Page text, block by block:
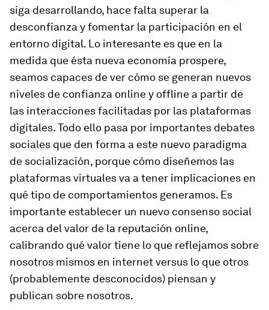
siga desarrollando, hace falta superar la
desconfianza y fomentar la participación en el
entorno digital. Lo interesante es que en la
medida que ésta nueva economía prospere,
seamos capaces de ver cómo se generan nuevos
niveles de confianza online y offline a partir de
las interacciones facilitadas por las plataformas
digitales. Todo ello pasa por importantes debates
sociales que den forma a este nuevo paradigma
de socialización, porque cómo diseñemos las
plataformas virtuales va a tener implicaciones en
qué tipo de comportamientos generamos. Es
importante establecer un nuevo consenso social
acerca del valor de la reputación online,
calibrando qué valor tiene lo que reflejamos sobre
nosotros mismos en internet versus lo que otros
(probablemente desconocidos) piensan y
publican sobre nosotros.